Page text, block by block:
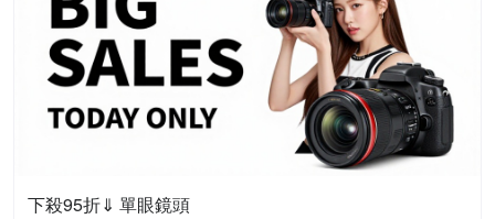
下殺95折⇓ 單眼鏡頭